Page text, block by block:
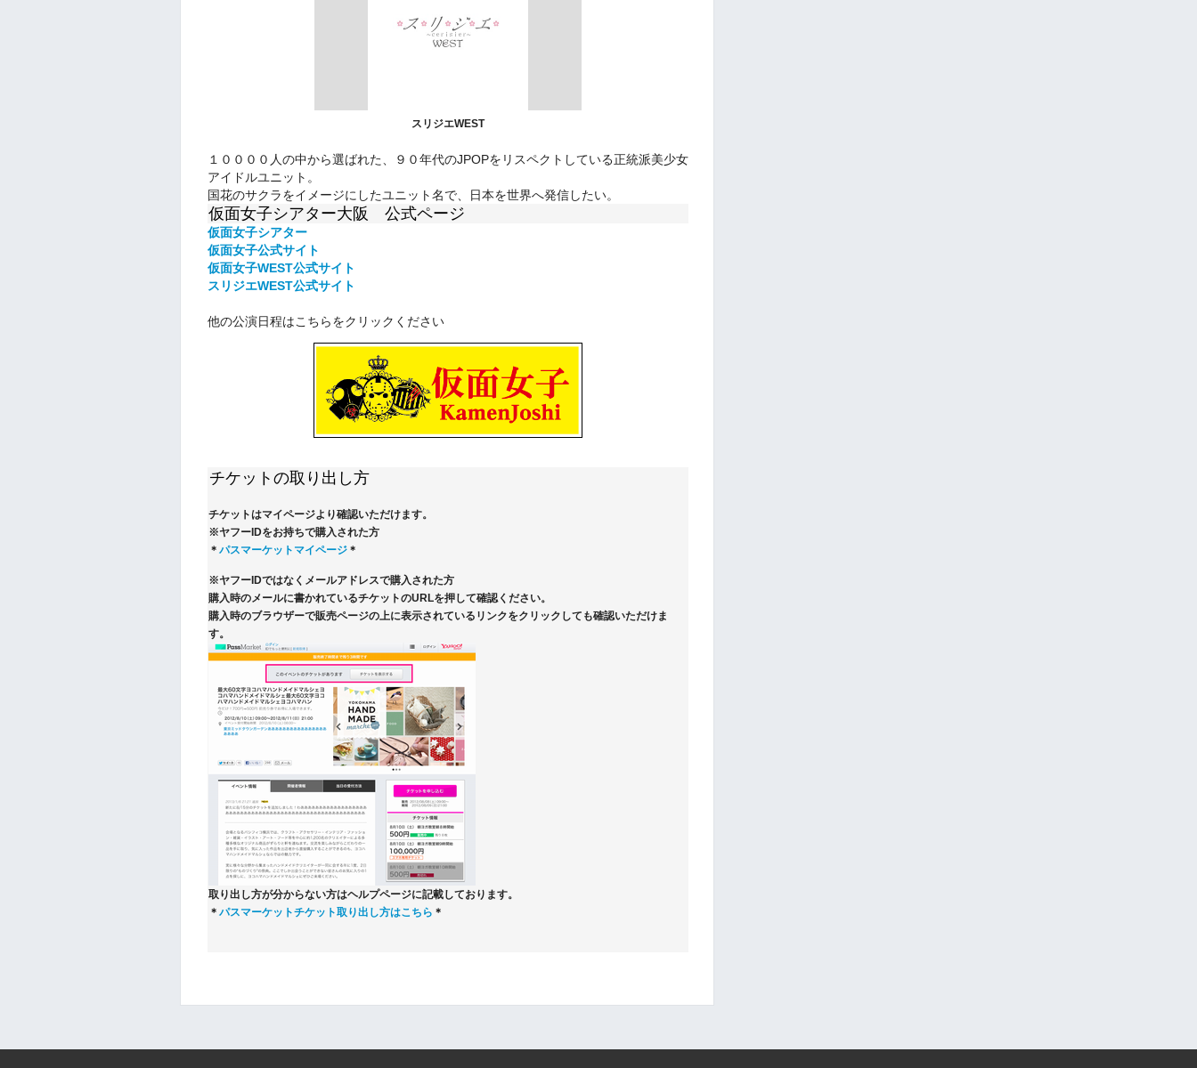
スリジエWEST
１００００人の中から選ばれた、９０年代のJPOPをリスペクトしている正統派美少女
アイドルユニット。
国花のサクラをイメージにしたユニット名で、日本を世界へ発信したい。
仮面女子シアター大阪 公式ページ
仮面女子シアター
仮面女子公式サイト
仮面女子WEST公式サイト
スリジエWEST公式サイト
他の公演日程はこちらをクリックください
チケットの取り出し方
チケットはマイページより確認いただけます。
※ヤフーIDをお持ちで購入された方
＊ パスマーケットマイページ ＊
※ヤフーIDではなくメールアドレスで購入された方
購入時のメールに書かれているチケットのURLを押して確認ください。
購入時のブラウザーで販売ページの上に表示されているリンクをクリックしても確認いただけま
す。
取り出し方が分からない方はヘルプページに記載しております。
＊ パスマーケットチケット取り出し方はこちら ＊